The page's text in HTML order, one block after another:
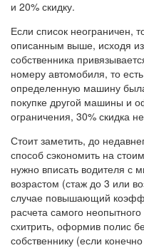
и 20% скидку.
Если список неограничен,
описанным выше, исходя из
собственника
номеру автомобиля, то
определенную машину
покупке другой машины и
ограничения, 30% скидка
Стоит заметить, до
способ сэкономить на
нужно вписать водителя с
возрастом (стаж до 3 или
случае повышающий
расчета самого
схитрить, оформив полис
собственнику (если